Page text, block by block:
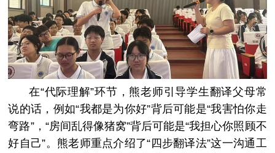
在“代际理解”环节，熊老师引导学生翻译父母常
说的话，例如“我都是为你好”背后可能是“我害怕你走
弯路”，“房间乱得像猪窝”背后可能是“我担心你照顾不
好自己”。熊老师重点介绍了“四步翻译法”这一沟通工